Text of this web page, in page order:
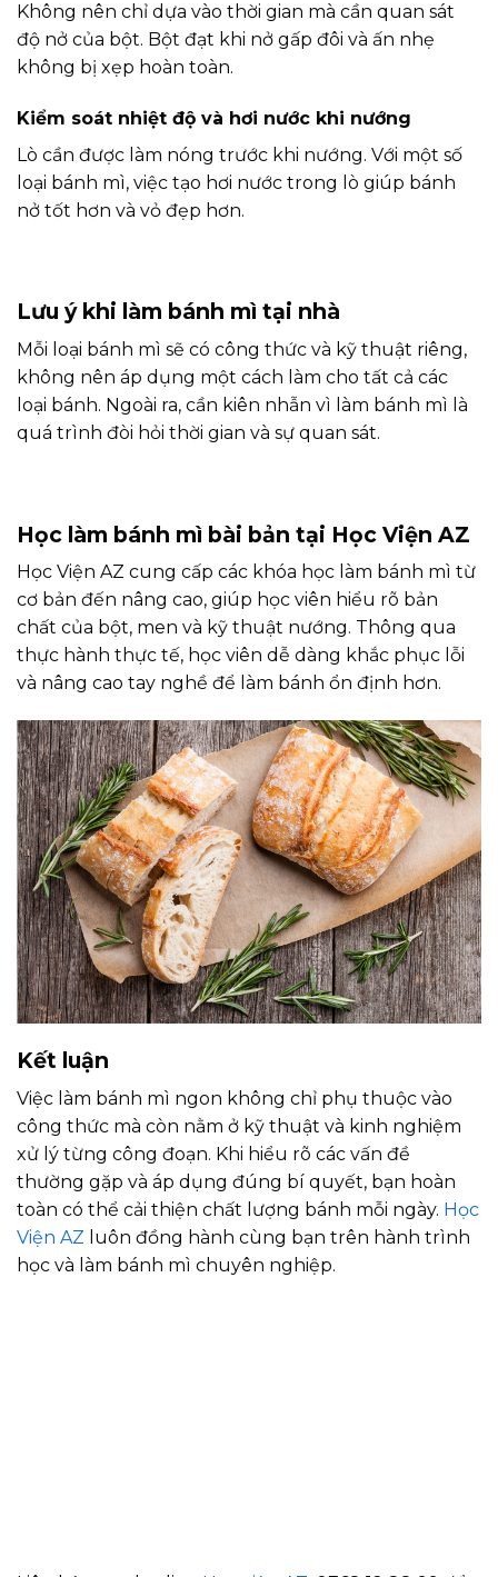
Không nên chỉ dựa vào thời gian mà cần quan sát
độ nở của bột. Bột đạt khi nở gấp đôi và ấn nhẹ
không bị xẹp hoàn toàn.
Kiểm soát nhiệt độ và hơi nước khi nướng
Lò cần được làm nóng trước khi nướng. Với một số
loại bánh mì, việc tạo hơi nước trong lò giúp bánh
nở tốt hơn và vỏ đẹp hơn.
Lưu ý khi làm bánh mì tại nhà
Mỗi loại bánh mì sẽ có công thức và kỹ thuật riêng,
không nên áp dụng một cách làm cho tất cả các
loại bánh. Ngoài ra, cần kiên nhẫn vì làm bánh mì là
quá trình đòi hỏi thời gian và sự quan sát.
Học làm bánh mì bài bản tại Học Viện AZ
Học Viện AZ cung cấp các khóa học làm bánh mì từ
cơ bản đến nâng cao, giúp học viên hiểu rõ bản
chất của bột, men và kỹ thuật nướng. Thông qua
thực hành thực tế, học viên dễ dàng khắc phục lỗi
và nâng cao tay nghề để làm bánh ổn định hơn.
Kết luận
Việc làm bánh mì ngon không chỉ phụ thuộc vào
công thức mà còn nằm ở kỹ thuật và kinh nghiệm
xử lý từng công đoạn. Khi hiểu rõ các vấn đề
thường gặp và áp dụng đúng bí quyết, bạn hoàn
toàn có thể cải thiện chất lượng bánh mỗi ngày. Học
Viện AZ luôn đồng hành cùng bạn trên hành trình
học và làm bánh mì chuyên nghiệp.